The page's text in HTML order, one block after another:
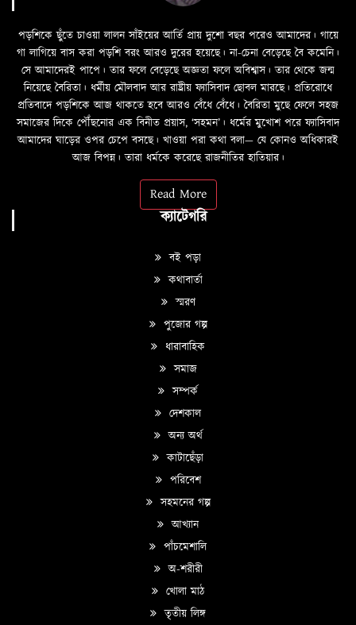
পড়শিকে ছুঁতে চাওয়া লালন সাঁইয়ের আর্তি প্রায় দুশো বছর পরেও আমাদের। গায়ে
গা লাগিয়ে বাস করা পড়শি বরং আরও দুরের হয়েছে। না-চেনা বেড়েছে বৈ কমেনি।
সে আমাদেরই পাপে। তার ফলে বেড়েছে অজ্ঞতা ফলে অবিশ্বাস। তার থেকে জন্ম
নিয়েছে বৈরিতা। ধর্মীয় মৌলবাদ আর রাষ্ট্রীয় ফ্যাসিবাদ ছোবল মারছে। প্রতিরোধে
প্রতিবাদে পড়শিকে আজ থাকতে হবে আরও বেঁধে বেঁধে। বৈরিতা মুছে ফেলে সহজ
সমাজের দিকে পৌঁছনোর এক বিনীত প্রয়াস, ‘সহমন’। ধর্মের মুখোশ পরে ফ্যাসিবাদ
আমাদের ঘাড়ের ওপর চেপে বসছে। খাওয়া পরা কথা বলা—­­ যে কোনও অধিকারই
আজ বিপন্ন। তারা ধর্মকে করেছে রাজনীতির হাতিয়ার।
Read More
ক্যাটেগরি
বই পড়া
কথাবার্তা
স্মরণ
পুজোর গল্প
ধারাবাহিক
সমাজ
সম্পর্ক
দেশকাল
অন্য অর্থ
কাটাছেঁড়া
পরিবেশ
সহমনের গল্প
আখ্যান
পাঁচমেশালি
অ-শরীরী
খোলা মাঠ
তৃতীয় লিঙ্গ